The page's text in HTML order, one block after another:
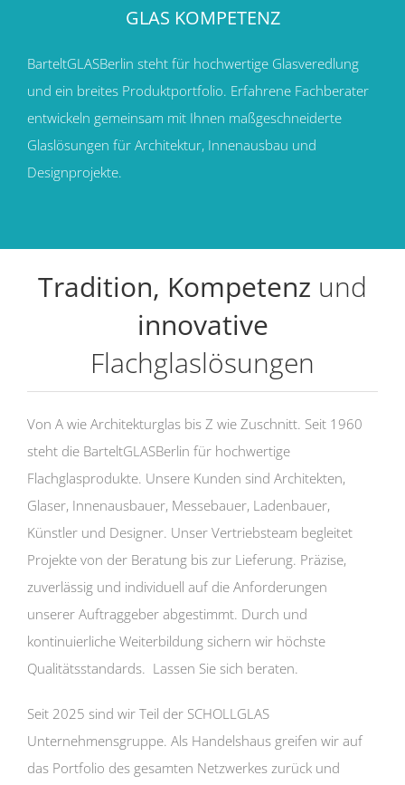
GLAS KOMPETENZ
BarteltGLASBerlin steht für hochwertige Glasveredlung
und ein breites Produktportfolio. Erfahrene Fachberater
entwickeln gemeinsam mit Ihnen maßgeschneiderte
Glaslösungen für Architektur, Innenausbau und
Designprojekte.
Tradition, Kompetenz und
innovative
Flachglaslösungen
Von A wie Architekturglas bis Z wie Zuschnitt. Seit 1960
steht die BarteltGLASBerlin für hochwertige
Flachglasprodukte. Unsere Kunden sind Architekten,
Glaser, Innenausbauer, Messebauer, Ladenbauer,
Künstler und Designer. Unser Vertriebsteam begleitet
Projekte von der Beratung bis zur Lieferung. Präzise,
zuverlässig und individuell auf die Anforderungen
unserer Auftraggeber abgestimmt. Durch und
kontinuierliche Weiterbildung sichern wir höchste
Qualitätsstandards. Lassen Sie sich beraten.
Seit 2025 sind wir Teil der SCHOLLGLAS
Unternehmensgruppe. Als Handelshaus greifen wir auf
das Portfolio des gesamten Netzwerkes zurück und